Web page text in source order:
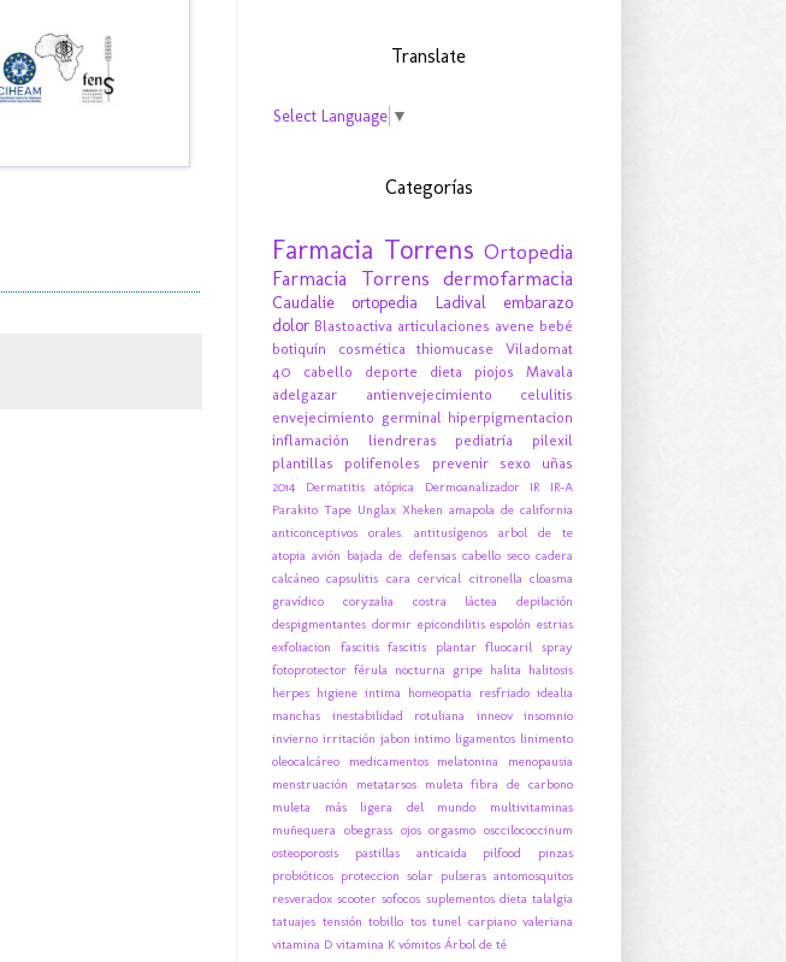
Translate
Select Language ▼
Categorías
Farmacia Torrens Ortopedia
Farmacia Torrens dermofarmacia
Caudalie ortopedia Ladival
embarazo
dolor Blastoactiva articulaciones avene bebé
botiquín
cosmética thiomucase
Viladomat
40
cabello deporte dieta piojos
Mavala
adelgazar
antienvejecimiento
celulitis
envejecimiento germinal hiperpigmentacion
inflamación
liendreras pediatría
pilexil
plantillas
polifenoles prevenir sexo uñas
2014 Dermatitis atópica Dermoanalizador IR
IR-A
Parakito Tape Unglax Xheken amapola de california
anticonceptivos orales.
antitusígenos
arbol de te
atopia avión bajada de defensas cabello seco cadera
calcáneo capsulitis cara cervical citronella cloasma
gravídico
coryzalia costra láctea
depilación
despigmentantes dormir epicondilitis espolón estrias
exfoliacion
fascitis fascitis plantar fluocaril spray
fotoprotector férula nocturna gripe halita halitosis
herpes higiene intima homeopatia resfriado idealia
manchas
inestabilidad rotuliana inneov
insomnio
invierno irritación jabon intimo ligamentos linimento
oleocalcáreo
medicamentos melatonina
menopausia
menstruación
metatarsos muleta fibra de carbono
muleta más ligera del mundo
multivitaminas
muñequera obegrass ojos orgasmo osccilococcinum
osteoporosis
pastillas anticaida pilfood
pinzas
probióticos proteccion solar pulseras antomosquitos
resveradox scooter sofocos suplementos dieta talalgia
tatuajes tensión tobillo tos tunel carpiano valeriana
vitamina D vitamina K vómitos Árbol de té